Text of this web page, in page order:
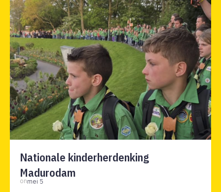
Nationale kinderherdenking
Madurodam
onmei 5